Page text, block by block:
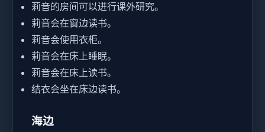
莉音的房间可以进行课外研究。
莉音会在窗边读书。
莉音会使用衣柜。
莉音会在床上睡眠。
莉音会在床上读书。
结衣会坐在床边读书。
海边